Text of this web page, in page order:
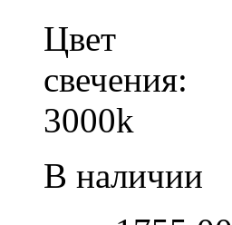
Цвет
свечения:
3000k
В наличии